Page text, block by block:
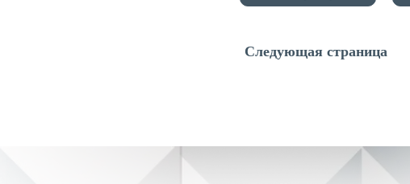
Следующая страница